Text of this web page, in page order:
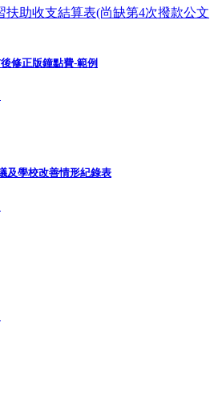
扶助收支結算表(尚缺第4次撥款公文
修正版鐘點費-範例
及學校改善情形紀錄表